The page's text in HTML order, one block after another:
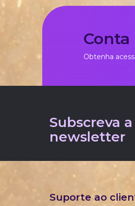
Obtenha
Subscreva
newsletter
Suporte ao